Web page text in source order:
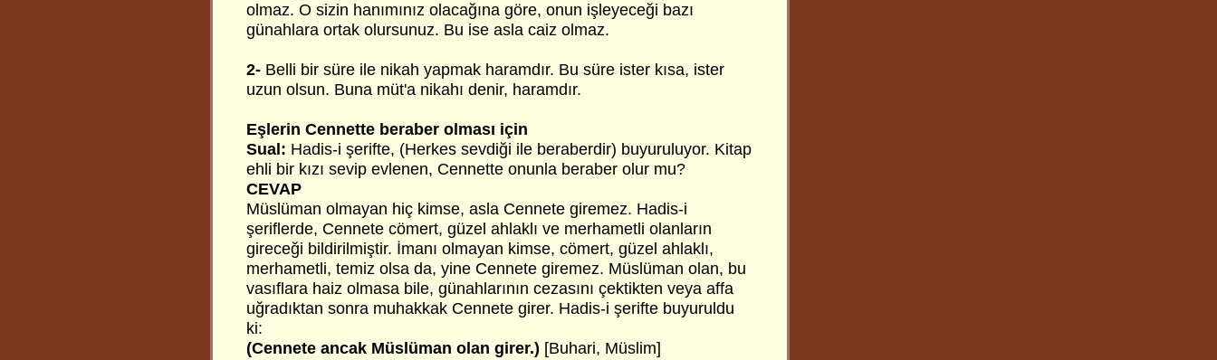
olmaz. O sizin hanımınız olacağına göre, onun işleyeceği bazı
günahlara ortak olursunuz. Bu ise asla caiz olmaz.
2- Belli bir süre ile nikah yapmak haramdır. Bu süre ister kısa, ister
uzun olsun. Buna müt'a nikahı denir, haramdır.
Eşlerin Cennette beraber olması için
Sual: Hadis-i şerifte, (Herkes sevdiği ile beraberdir) buyuruluyor. Kitap
ehli bir kızı sevip evlenen, Cennette onunla beraber olur mu?
CEVAP
Müslüman olmayan hiç kimse, asla Cennete giremez. Hadis-i
şeriflerde, Cennete cömert, güzel ahlaklı ve merhametli olanların
gireceği bildirilmiştir. İmanı olmayan kimse, cömert, güzel ahlaklı,
merhametli, temiz olsa da, yine Cennete giremez. Müslüman olan, bu
vasıflara haiz olmasa bile, günahlarının cezasını çektikten veya affa
uğradıktan sonra muhakkak Cennete girer. Hadis-i şerifte buyuruldu
ki:
(Cennete ancak Müslüman olan girer.) [Buhari, Müslim]